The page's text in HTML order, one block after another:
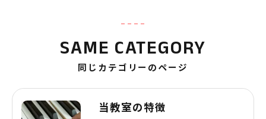
同じカテゴリーのページ
SAME CATEGORY
当教室の特徴